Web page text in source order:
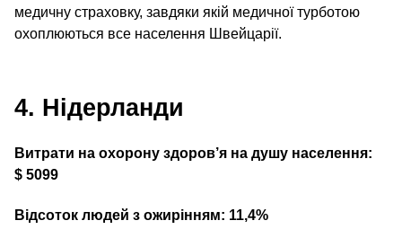
медичну страховку, завдяки якій медичної турботою
охоплюються все населення Швейцарії.
4. Нідерланди
Витрати на охорону здоров’я на душу населення:
$ 5099
Відсоток людей з ожирінням: 11,4%